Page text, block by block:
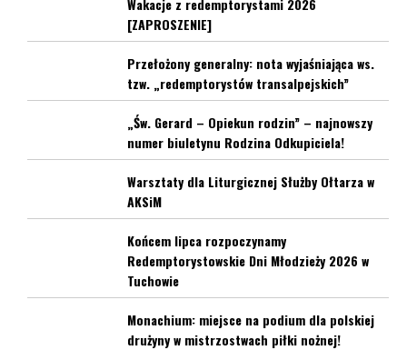
Wakacje z redemptorystami 2026
[ZAPROSZENIE]
Przełożony generalny: nota wyjaśniająca ws.
tzw. „redemptorystów transalpejskich”
„Św. Gerard – Opiekun rodzin” – najnowszy
numer biuletynu Rodzina Odkupiciela!
Warsztaty dla Liturgicznej Służby Ołtarza w
AKSiM
Końcem lipca rozpoczynamy
Redemptorystowskie Dni Młodzieży 2026 w
Tuchowie
Monachium: miejsce na podium dla polskiej
drużyny w mistrzostwach piłki nożnej!